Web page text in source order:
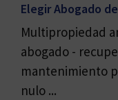
Elegir Abogado
Multipropiedad
abogado -
mantenimiento
nulo ...